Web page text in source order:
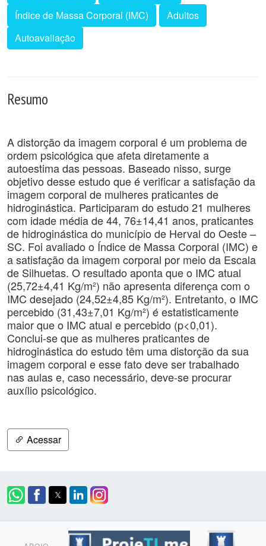
Índice de Massa Corporal (IMC)
Adultos
Autoavaliação
Resumo
A distorção da imagem corporal é um problema de
ordem psicológica que afeta diretamente a
autoestima das pessoas. Baseado nisso, surge
objetivo desse estudo que é verificar a satisfação da
imagem corporal de mulheres praticantes de
hidroginástica. Participaram do estudo 21 mulheres
com idade média de 44, 76±14,41 anos, praticantes
de hidroginástica do município de Herval do Oeste –
SC. Foi avaliado o Índice de Massa Corporal (IMC) e
a satisfação da imagem corporal por meio da Escala
de Silhuetas. O resultado aponta que o IMC atual
(25,72±4,41 Kg/m²) não apresenta diferença com o
IMC desejado (24,52±4,85 Kg/m²). Entretanto, o IMC
percebido (31,43±7,01 Kg/m²) é estatisticamente
maior que o IMC atual e percebido (p<0,01).
Conclui-se que as mulheres praticantes de
hidroginástica do estudo têm uma distorção da sua
imagem corporal e esse fato deve ser trabalhado
nas aulas e, caso necessário, deve-se procurar
auxílio psicológico.
Acessar